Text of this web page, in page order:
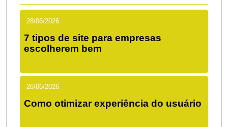
28/06/2026
7 tipos de site para empresas
escolherem bem
26/06/2026
Como otimizar experiência do usuário